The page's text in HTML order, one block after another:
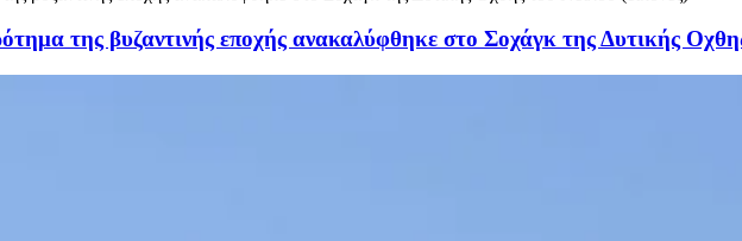
της βυζαντινής εποχής ανακαλύφθηκε στο Σοχάγκ της Δυτικής